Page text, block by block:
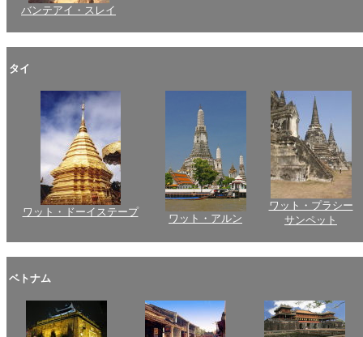
バンテアイ・スレイ
タイ
ワット・ドーイステープ
ワット・アルン
ワット・プラシー
サンペット
ベトナム